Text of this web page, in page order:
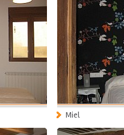
Miel